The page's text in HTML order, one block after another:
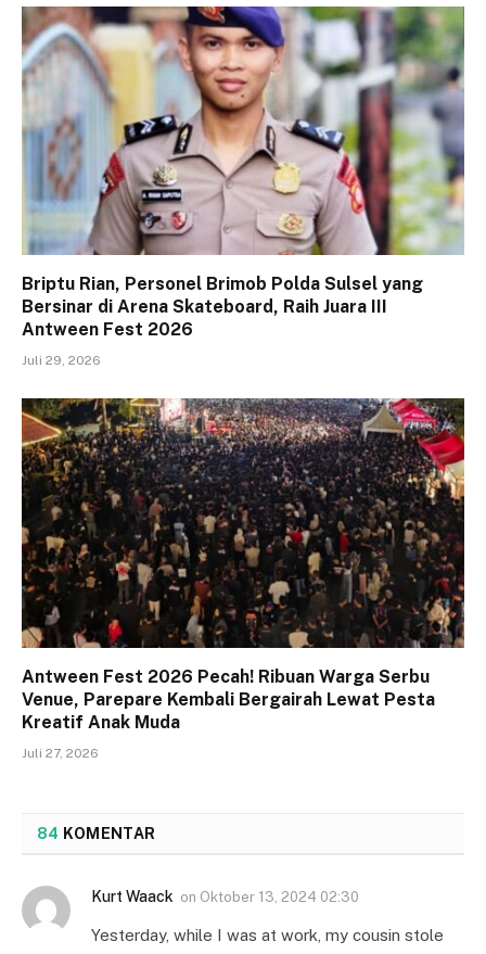
Briptu Rian, Personel Brimob Polda Sulsel yang
Bersinar di Arena Skateboard, Raih Juara III
Antween Fest 2026
Juli 29, 2026
Antween Fest 2026 Pecah! Ribuan Warga Serbu
Venue, Parepare Kembali Bergairah Lewat Pesta
Kreatif Anak Muda
Juli 27, 2026
84 KOMENTAR
Kurt Waack on Oktober 13, 2024 02:30
Yesterday, while I was at work, my cousin stole